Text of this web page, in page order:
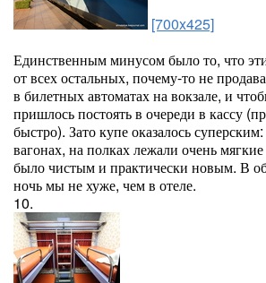
[700x425]
Единственным минусом было то, что
от всех остальных, почему-то не
в билетных автоматах на вокзале, и
пришлось постоять в очереди в кассу
быстро). Зато купе оказалось
вагонах, на полках лежали очень
было чистым и практически новым. В
ночь мы не хуже, чем в отеле.
10.